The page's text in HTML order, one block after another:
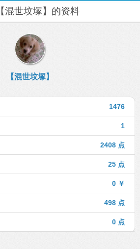
【混世坟塚】的资料
【混世坟塚】
1476
1
2408 点
25 点
0 ￥
498 点
0 点